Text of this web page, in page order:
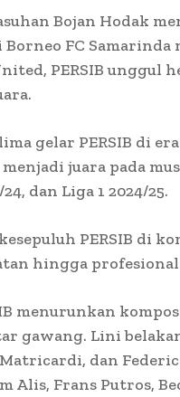
Bojan Hodak
FC
PERSIB unggul
gelar PERSIB di
juara pada
dan Liga 1 2024/25.
PERSIB di
hingga
menurunkan
gawang. Lini
dan
Alis, Frans Putros,